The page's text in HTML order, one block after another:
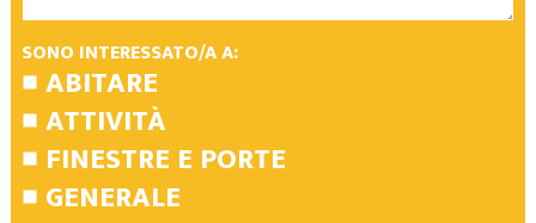
SONO INTERESSATO/A A:
ABITARE
ATTIVITÀ
FINESTRE E PORTE
GENERALE